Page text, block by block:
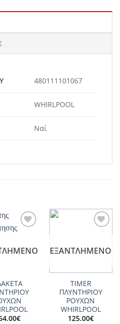
480111101067
WHIRLPOOL
Ναί
Add to
€
ΕΞΑΝΤΛΗΜΈΝΟ
TIMER
ΠΛΥΝΤΗΡΙΟΥ
ΡΟΥΧΩΝ
WHIRLPOOL
125.00€